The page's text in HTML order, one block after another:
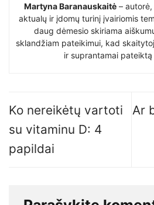
Martyna Baranauskaitė –
aktualų ir įdomų turinį įvairiomis
daug dėmesio skiriama
sklandžiam pateikimui, kad
ir suprantamai
Ko nereikėtų vartoti
su vitaminu D: 4
papildai
Ar